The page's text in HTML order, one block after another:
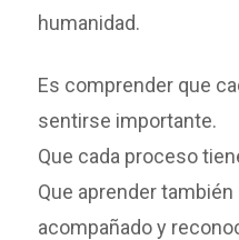
humanidad.
Es comprender que
sentirse importante.
Que cada proceso
Que aprender
acompañado y